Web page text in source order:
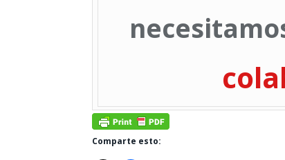
Comparte esto: